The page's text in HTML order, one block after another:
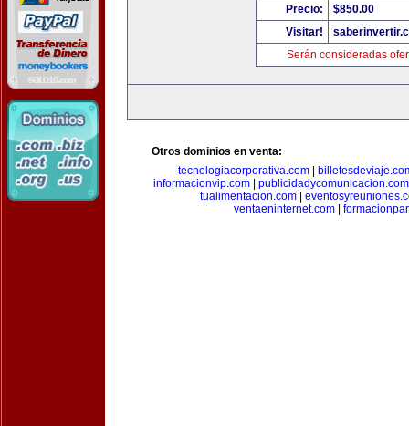
Precio:
$850.00
Visitar!
Serán consideradas
Otros dominios en venta:
tecnologiacorporativa.com|
informacionvip.com| publicidadycomunicacion.com
tualimentacion.com
ventaeninternet.com|